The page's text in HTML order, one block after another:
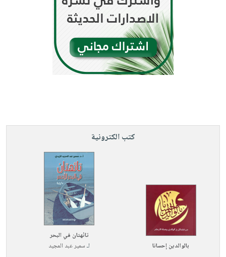
كتب الكترونية
بالوالدين إحسانا
تائهتان في البحر
لـسمير عبد المجيد